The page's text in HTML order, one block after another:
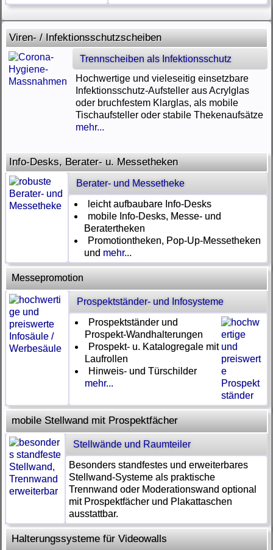
Viren- / Infektionsschutzscheiben
Trennscheiben als Infektionsschutz
Hochwertige und vieleseitig einsetzbare
Infektionsschutz-Aufsteller aus Acrylglas
oder bruchfestem Klarglas, als mobile
Tischaufsteller oder stabile Thekenaufsätze
mehr...
Info-Desks, Berater- u. Messetheken
Berater- und Messetheke
leicht aufbaubare Info-Desks
mobile Info-Desks, Messe- und
Beratertheken
Promotiontheken, Pop-Up-Messetheken
und mehr...
Messepromotion
Prospektständer- und Infosysteme
Prospektständer und
Prospekt-Wandhalterungen
Prospekt- u. Katalogregale mit
Laufrollen
Hinweis- und Türschilder
mehr...
mobile Stellwand mit Prospektfächer
Stellwände und Raumteiler
Besonders standfestes und erweiterbares
Stellwand-Systeme als praktische
Trennwand oder Moderationswand optional
mit Prospektfächer und Plakattaschen
ausstattbar.
Halterungssysteme für Videowalls